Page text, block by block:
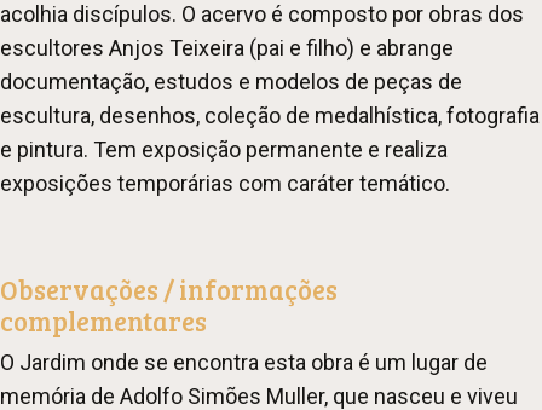
acolhia discípulos. O acervo é composto por obras dos
escultores Anjos Teixeira (pai e filho) e abrange
documentação, estudos e modelos de peças de
escultura, desenhos, coleção de medalhística, fotografia
e pintura. Tem exposição permanente e realiza
exposições temporárias com caráter temático.
Observações / informações
complementares
O Jardim onde se encontra esta obra é um lugar de
memória de Adolfo Simões Muller, que nasceu e viveu